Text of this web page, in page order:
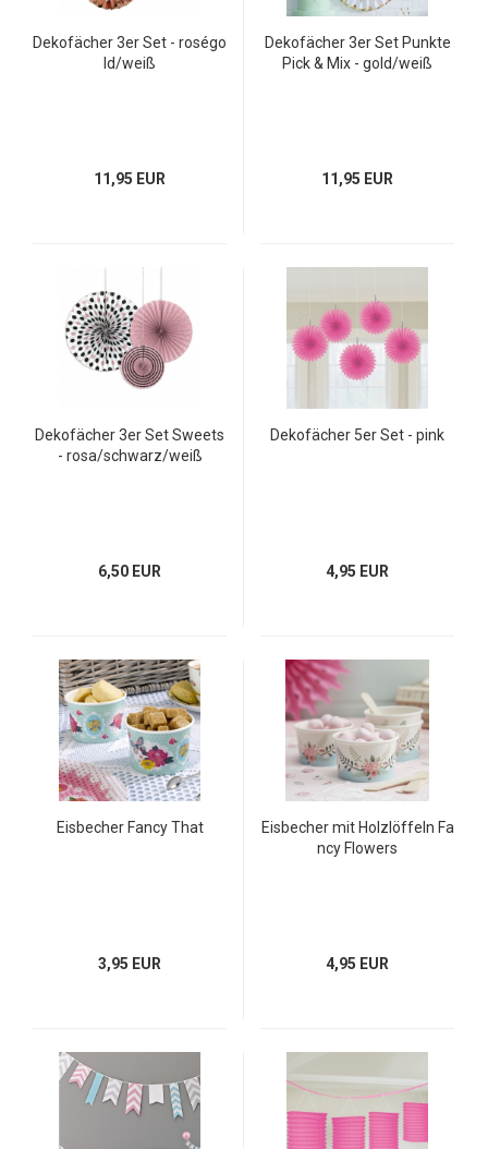
Dekofächer 3er Set - roségo
ld/weiß
11,95 EUR
Dekofächer 3er Set Punkte
Pick & Mix - gold/weiß
11,95 EUR
Dekofächer 3er Set Sweets
- rosa/schwarz/weiß
6,50 EUR
Dekofächer 5er Set - pink
4,95 EUR
Eisbecher Fancy That
3,95 EUR
Eisbecher mit Holzlöffeln Fa
ncy Flowers
4,95 EUR